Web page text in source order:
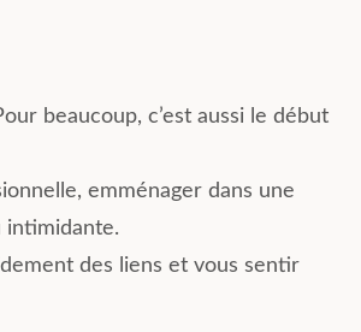
beaucoup, c’est aussi le début
emménager dans une
intimidante.
des liens et vous sentir
accueilli. La résidence est quasi
neuve avec des matériaux haut
coliving proposé par Composé est
Lire la suite